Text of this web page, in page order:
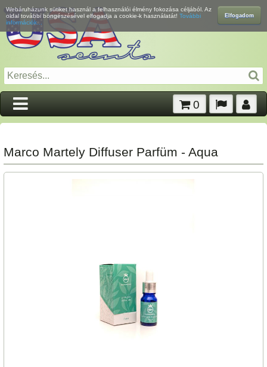
Elfogadom
Webáruházunk sütiket használ a felhasználói élmény fokozása céljából. Az
oldal további böngészésével elfogadja a cookie-k használatát! További
információk...
0
Marco Martely Diffuser Parfüm - Aqua